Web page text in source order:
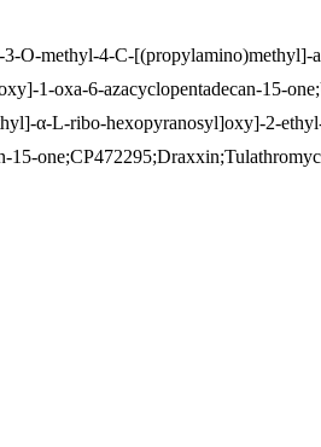
methyl-4-C-[(propylamino)methyl]-
1-oxa-6-azacyclopentadecan-15-
α-L-ribo-hexopyranosyl]oxy]-2-